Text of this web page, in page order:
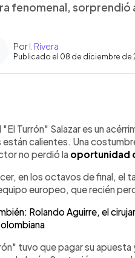
fenomenal, sorprendió
PorI. Rivera
Publicado el 08 de diciembre de
► Escuchar artículo
"El Turrón" Salazar es un
están calientes. Una
no perdió la oportunidad
en los octavos de final, el
europeo, que recién
Rolando Aguirre, el
tuvo que pagar su